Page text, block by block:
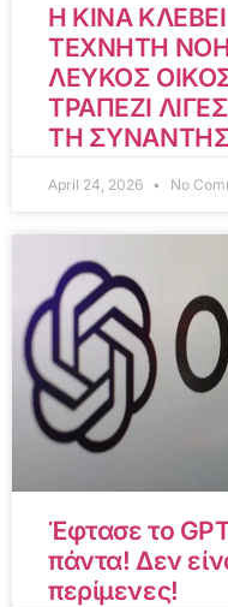
Η ΚΙΝΑ
ΤΕΧΝΗΤΗ
ΛΕΥΚΟΣ
ΤΡΑΠΕΖΙ
ΤΗ
April 24, 2026 No
Έφτασε το
πάντα! Δεν
περίμενες!